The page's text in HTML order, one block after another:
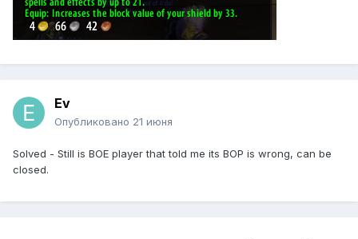
Ev
Опубликовано 21 июня
Solved - Still is BOE player that told me its BOP is wrong, can be
closed.